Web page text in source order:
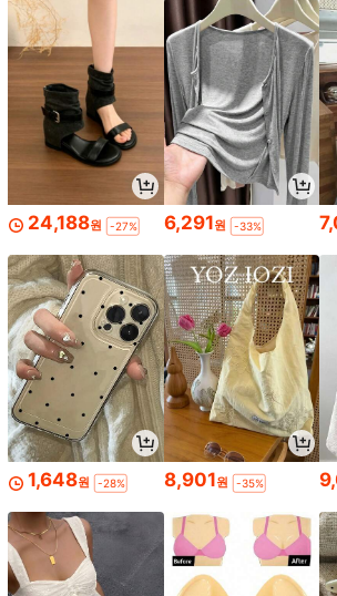
24,188원 -27% 6,291원 -33%
1,648원 -28% 8,901원 -35%